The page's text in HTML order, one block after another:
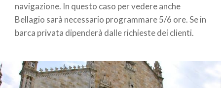
navigazione. In questo caso per vedere anche
Bellagio sarà necessario programmare 5/6 ore. Se in
barca privata dipenderà dalle richieste dei clienti.